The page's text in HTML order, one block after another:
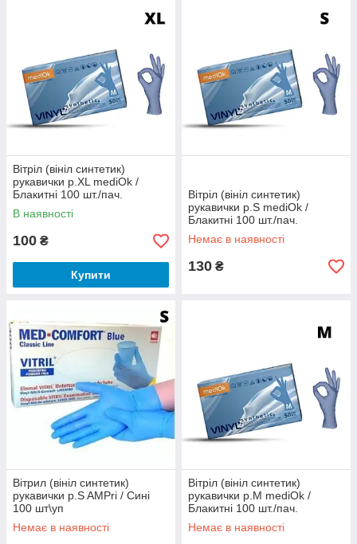
До каталогу!
Вітріл (вініл синтетик)
рукавички р.XL mediOk /
Блакитні 100 шт./пач.
В наявності
100 ₴
Купити
Вітріл (вініл синтетик)
рукавички р.S mediOk /
Блакитні 100 шт./пач.
Немає в наявності
130 ₴
Вітрил (вініл синтетик)
рукавички р.S AMPri / Сині
100 шт\уп
Немає в наявності
Вітріл (вініл синтетик)
рукавички р.М mediOk /
Блакитні 100 шт./пач.
Немає в наявності